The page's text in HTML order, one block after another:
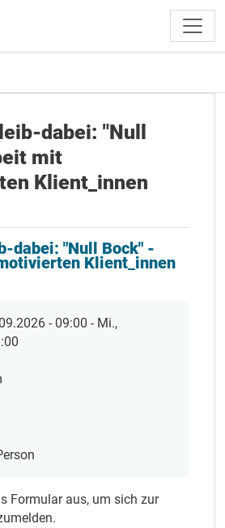
dabei: "Null
mit
Klient_innen
dabei: "Null Bock" -
Klient_innen
- 09:00 - Mi.,
Formular aus, um sich zur